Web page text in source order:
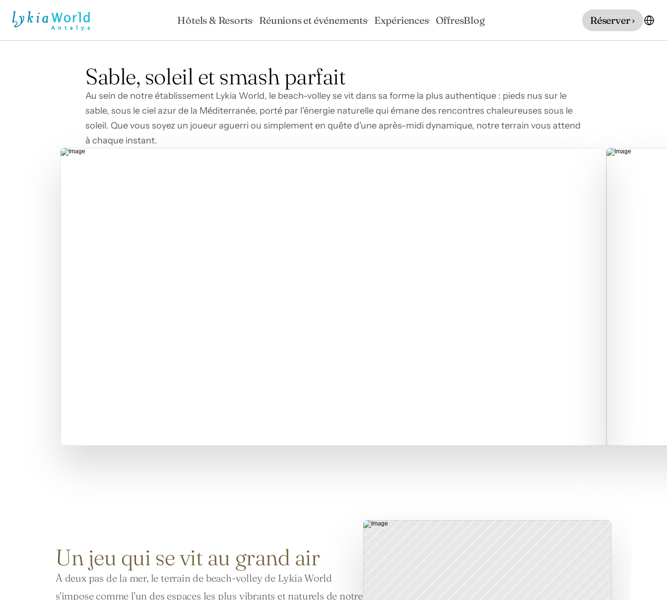
Sable, soleil et smash parfait
Au sein de notre établissement Lykia World, le beach-volley se vit dans sa forme la plus authentique : pieds nus sur le
sable, sous le ciel azur de la Méditerranée, porté par l'énergie naturelle qui émane des rencontres chaleureuses sous le
soleil. Que vous soyez un joueur aguerri ou simplement en quête d'une après-midi dynamique, notre terrain vous attend
à chaque instant.
Un jeu qui se vit au grand air
À deux pas de la mer, le terrain de beach-volley de Lykia World
s'impose comme l'un des espaces les plus vibrants et naturels de notre
Hôtels & Resorts Réunions et événements Expériences OffresBlog Réserver ›